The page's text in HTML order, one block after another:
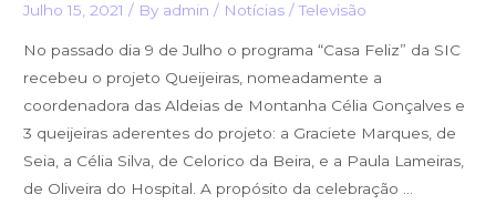
Julho 15, 2021 / By admin / Notícias /Televisão
No passado dia 9 de Julho o programa “Casa Feliz” da SIC
recebeu o projeto Queijeiras, nomeadamente a
coordenadora das Aldeias de Montanha Célia Gonçalves e
3 queijeiras aderentes do projeto: a Graciete Marques, de
Seia, a Célia Silva, de Celorico da Beira, e a Paula Lameiras,
de Oliveira do Hospital. A propósito da celebração …